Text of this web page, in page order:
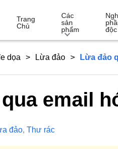
Trang
Chủ
Các
sản
phẩm
dọa Lừa đảo Lừa đảo
email
đảo, Thư rác